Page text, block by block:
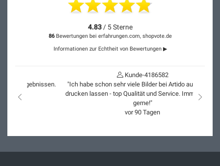
4.83/ 5 Sterne
86Bewertungen bei erfahrungen.com, shopvote.de
Informationen zur Echtheit von Bewertungen ▶
Kunde-4186582
"Ich habe schon sehr viele Bilder bei Artido auf Canvas
drucken lassen - top Qualität und Service. Immer wieder
vor 90 Tagen
nach links nach